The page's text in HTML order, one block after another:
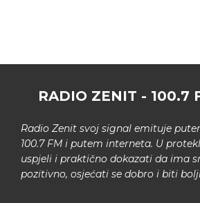
RADIO ZENIT - 100.7
Radio Zenit svoj signal emituje
100.7 FM i putem interneta. U
uspjeli i praktično dokazati da ima
pozitivno, osjećati se dobro i biti